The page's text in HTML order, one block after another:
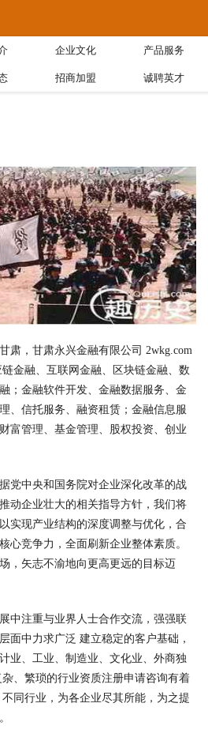
企业文化 产品服务
招商加盟 诚聘英才
肃，甘肃永兴金融有限公司 2wkg.com
金融、互联网金融、区块链金融、数
；金融软件开发、金融数据服务、金
、信托服务、融资租赁；金融信息服
富管理、基金管理、股权投资、创业
党中央和国务院对企业深化改革的战
动企业壮大的相关指导方针，我们将
实现产业结构的深度调整与优化，合
心竞争力，全面刷新企业整体素质。
，矢志不渝地向更高更远的目标迈
中注重与业界人士合作交流，强强联
面中力求广泛 建立稳定的客户基础，
业、工业、制造业、文化业、外商独
、繁琐的行业资质注册申请咨询有着
同行业，为各企业尽其所能，为之提